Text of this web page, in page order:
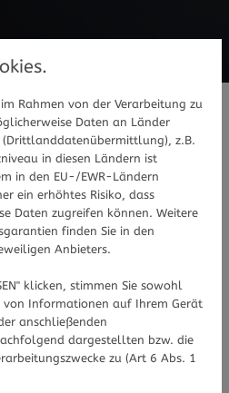
zu unseren
Produkten?
persönlich vor Ort. Sie
per Telefon/Fax/E-Mail
uns dann
Ihr Anliegen. Oder
Apotheke”-App, um uns
ihre Bestellungen
aus zu erledigen.
Rahmen von der Verarbeitung zu
Daten an Länder
(Drittlanddatenübermittlung), z.B.
in diesen Ländern ist
in den EU-/EWR-Ländern
ein erhöhtes Risiko, dass
Daten zugreifen können. Weitere
finden Sie in den
Anbieters.
klicken, stimmen Sie sowohl
von Informationen auf Ihrem Gerät
anschließenden
dargestellten bzw. die
zu (Art 6 Abs. 1